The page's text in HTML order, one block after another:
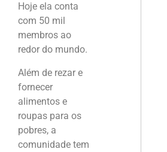
Hoje ela conta
com 50 mil
membros ao
redor do mundo.
Além de rezar e
fornecer
alimentos e
roupas para os
pobres, a
comunidade tem